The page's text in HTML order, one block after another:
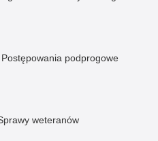
Postępowania podprogowe
weteranów